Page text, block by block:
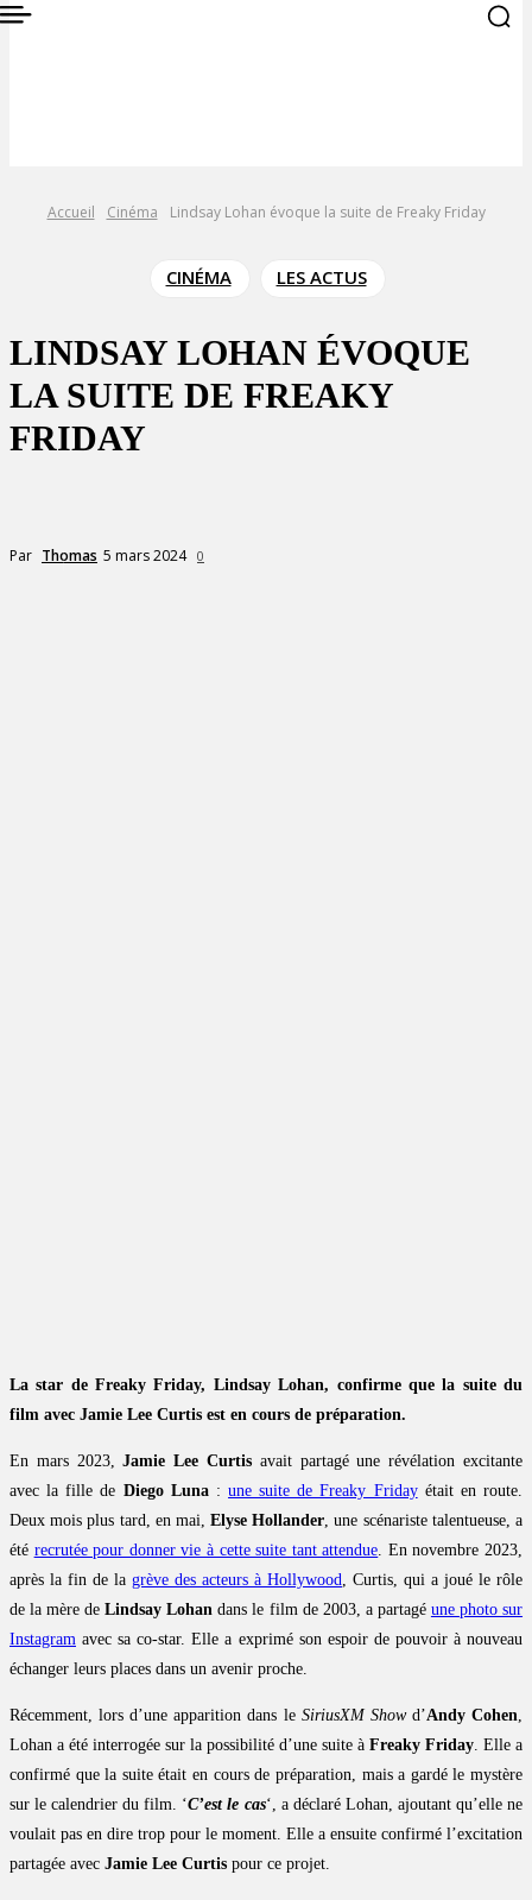
Accueil Cinéma Lindsay Lohan évoque la suite de Freaky Friday
CINÉMA LES ACTUS
LINDSAY LOHAN ÉVOQUE
LA SUITE DE FREAKY
FRIDAY
Par Thomas 5 mars 2024 0
La star de Freaky Friday, Lindsay Lohan, confirme que la suite du
film avec Jamie Lee Curtis est en cours de préparation.
En mars 2023,Jamie Lee Curtis avait partagé une révélation excitante
avec la fille de Diego Luna:une suite de Freaky Fridayétait en route.
Deux mois plus tard, en mai,Elyse Hollander, une scénariste talentueuse, a
été recrutée pour donner vie à cette suite tant attendue. En novembre 2023,
après la fin de la grève des acteurs à Hollywood, Curtis, qui a joué le rôle
de la mère deLindsay Lohan dans le film de 2003, a partagé une photo sur
Instagram avec sa co-star. Elle a exprimé son espoir de pouvoir à nouveau
échanger leurs places dans un avenir proche.
Récemment, lors d’une apparition dans le SiriusXM Showd’Andy Cohen,
Lohan a été interrogée sur la possibilité d’une suite à Freaky Friday. Elle a
confirmé que la suite était en cours de préparation, mais a gardé le mystère
sur le calendrier du film. ‘C’est le cas‘, a déclaré Lohan, ajoutant qu’elle ne
voulait pas en dire trop pour le moment. Elle a ensuite confirmé l’excitation
partagée avec Jamie Lee Curtis pour ce projet.